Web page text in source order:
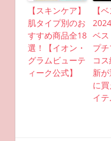
【スキンケア】
肌タイプ別のお
すすめ商品全18
選！【イオン・
グラムビューテ
ィーク公式】
【
ベス
プ
コ
新
に
イテ